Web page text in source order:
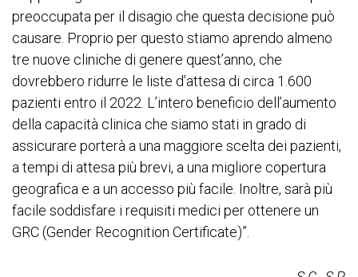
preoccupata per il disagio che questa decisione può
causare. Proprio per questo stiamo aprendo almeno
tre nuove cliniche di genere quest’anno, che
dovrebbero ridurre le liste d’attesa di circa 1.600
pazienti entro il 2022. L’intero beneficio dell’aumento
della capacità clinica che siamo stati in grado di
assicurare porterà a una maggiore scelta dei pazienti,
a tempi di attesa più brevi, a una migliore copertura
geografica e a un accesso più facile. Inoltre, sarà più
facile soddisfare i requisiti medici per ottenere un
GRC (Gender Recognition Certificate)”.